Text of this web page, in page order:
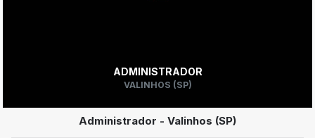
ADMINISTRADOR
VALINHOS (SP)
Administrador - Valinhos (SP)